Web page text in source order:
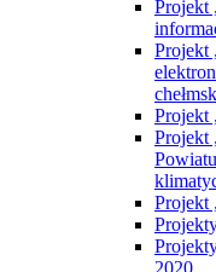
Projekt
Projekt
Projekt
Projekt
Projekt
2020